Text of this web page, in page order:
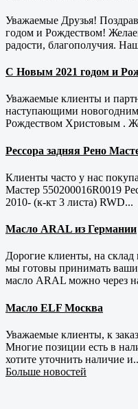
Уважаемые Друзья!
годом и Рождеством!
радости, благополучия.
С Новым 2021 годом и
Уважаемые клиенты и
наступающими
Рождеством Христовым .
Рессора задняя Рено
Клиенты часто у нас
Мастер 550200016R0019
2010- (к-кт 3 листа) RWD...
Масло ARAL из Германии
Дорогие клиенты, на
мы готовы принимать
масло ARAL можно через
Масло ELF Москва
Уважаемые клиенты, к
Многие позиции есть в
хотите уточнить наличие
Больше новостей